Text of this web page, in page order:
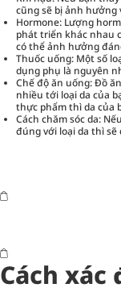
cũng sẽ bị ảnh hưởng
Hormone: Lượng
phát triển khác nhau
có thể ảnh hưởng
Thuốc uống: Một số
dụng phụ là nguyên
Chế độ ăn uống: Đồ
nhiều tới loại da của
thực phẩm thì da của
Cách chăm sóc da:
đúng với loại da thì sẽ
Cách